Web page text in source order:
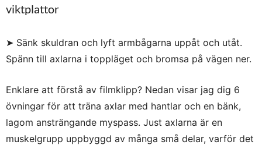
viktplattor
➤ Sänk skuldran och lyft armbågarna uppåt och utåt.
Spänn till axlarna i toppläget och bromsa på vägen ner.
Enklare att förstå av filmklipp? Nedan visar jag dig 6
övningar för att träna axlar med hantlar och en bänk,
lagom ansträngande myspass. Just axlarna är en
muskelgrupp uppbyggd av många små delar, varför det